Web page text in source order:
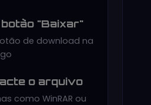
"Baixar"
de download na
o arquivo
como WinRAR ou